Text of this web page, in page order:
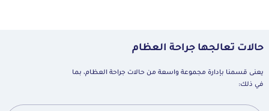
حالات تعالجها جراحة العظام
يعنى قسمنا بإدارة مجموعة واسعة من حالات جراحة العظام، بما
في ذلك: